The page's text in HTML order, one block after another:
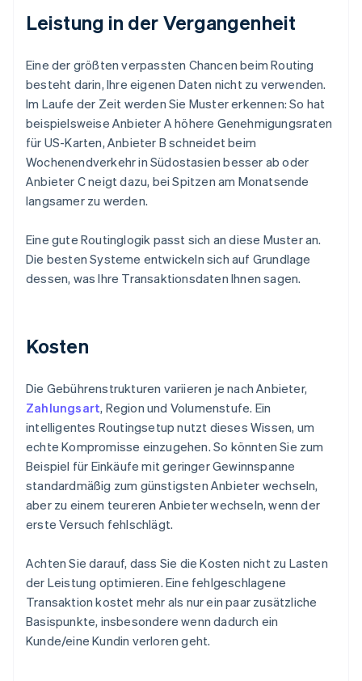
Leistung in der Vergangenheit
Eine der größten verpassten Chancen beim Routing
besteht darin, Ihre eigenen Daten nicht zu verwenden.
Im Laufe der Zeit werden Sie Muster erkennen: So hat
beispielsweise Anbieter A höhere Genehmigungsraten
für US-Karten, Anbieter B schneidet beim
Wochenendverkehr in Südostasien besser ab oder
Anbieter C neigt dazu, bei Spitzen am Monatsende
langsamer zu werden.
Eine gute Routinglogik passt sich an diese Muster an.
Die besten Systeme entwickeln sich auf Grundlage
dessen, was Ihre Transaktionsdaten Ihnen sagen.
Kosten
Die Gebührenstrukturen variieren je nach Anbieter,
Zahlungsart, Region und Volumenstufe. Ein
intelligentes Routingsetup nutzt dieses Wissen, um
echte Kompromisse einzugehen. So könnten Sie zum
Beispiel für Einkäufe mit geringer Gewinnspanne
standardmäßig zum günstigsten Anbieter wechseln,
aber zu einem teureren Anbieter wechseln, wenn der
erste Versuch fehlschlägt.
Achten Sie darauf, dass Sie die Kosten nicht zu Lasten
der Leistung optimieren. Eine fehlgeschlagene
Transaktion kostet mehr als nur ein paar zusätzliche
Basispunkte, insbesondere wenn dadurch ein
Kunde/eine Kundin verloren geht.